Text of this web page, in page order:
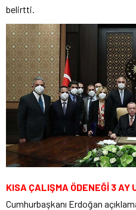
belirtti.
KISA ÇALIŞMA ÖDENEĞİ 3 AY
Cumhurbaşkanı Erdoğan